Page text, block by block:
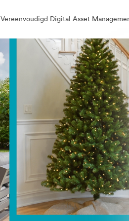
Vereenvoudigd Digital Asset